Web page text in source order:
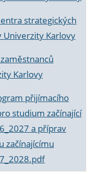
strategických
Univerzity Karlovy
Karlovy
přijímacího
studium začínající
a příprav
začínajícímu